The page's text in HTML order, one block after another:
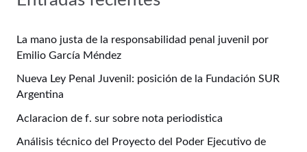
La mano justa de la responsabilidad penal juvenil por
Emilio García Méndez
Nueva Ley Penal Juvenil: posición de la Fundación SUR
Argentina
Aclaracion de f. sur sobre nota periodistica
Análisis técnico del Proyecto del Poder Ejecutivo de